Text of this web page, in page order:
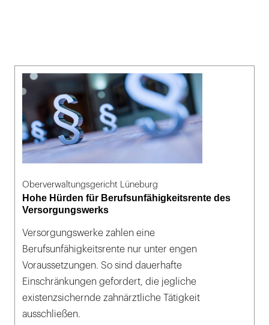
Oberverwaltungsgericht Lüneburg
Hohe Hürden für Berufsunfähigkeitsrente des
Versorgungswerks
Versorgungswerke zahlen eine
Berufsunfähigkeitsrente nur unter engen
Voraussetzungen. So sind dauerhafte
Einschränkungen gefordert, die jegliche
existenzsichernde zahnärztliche Tätigkeit
ausschließen.